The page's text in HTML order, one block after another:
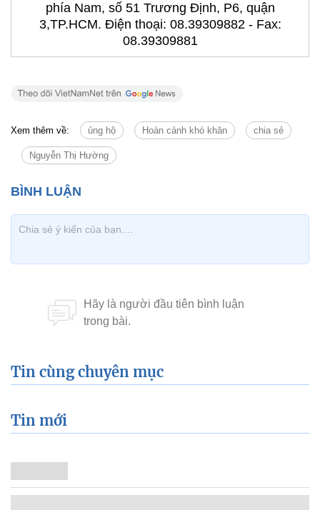
phía Nam, số 51 Trương Định, P6, quận
3,TP.HCM. Điện thoại: 08.39309882 - Fax:
08.39309881
Xem thêm về: ủng hộ Hoàn cảnh khó khăn chia sẻ
Nguyễn Thị Hường
Tin cùng chuyên mục
Tin mới